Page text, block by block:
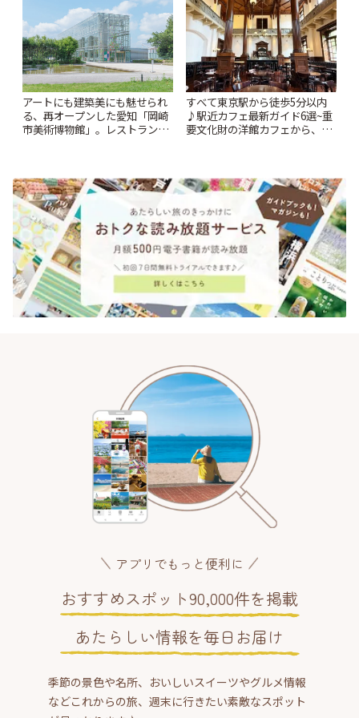
アートにも建築美にも魅せられ
る、再オープンした愛知「岡崎
市美術博物館」。レストランや
すべて東京駅から徒歩5分以内
♪駅近カフェ最新ガイド6選~重
要文化財の洋館カフェから、改
アプリでもっと便利に
おすすめスポット90,000件を掲載
あたらしい情報を毎日お届け
季節の景色や名所、おいしいスイーツやグルメ情報
などこれからの旅、週末に行きたい素敵なスポット